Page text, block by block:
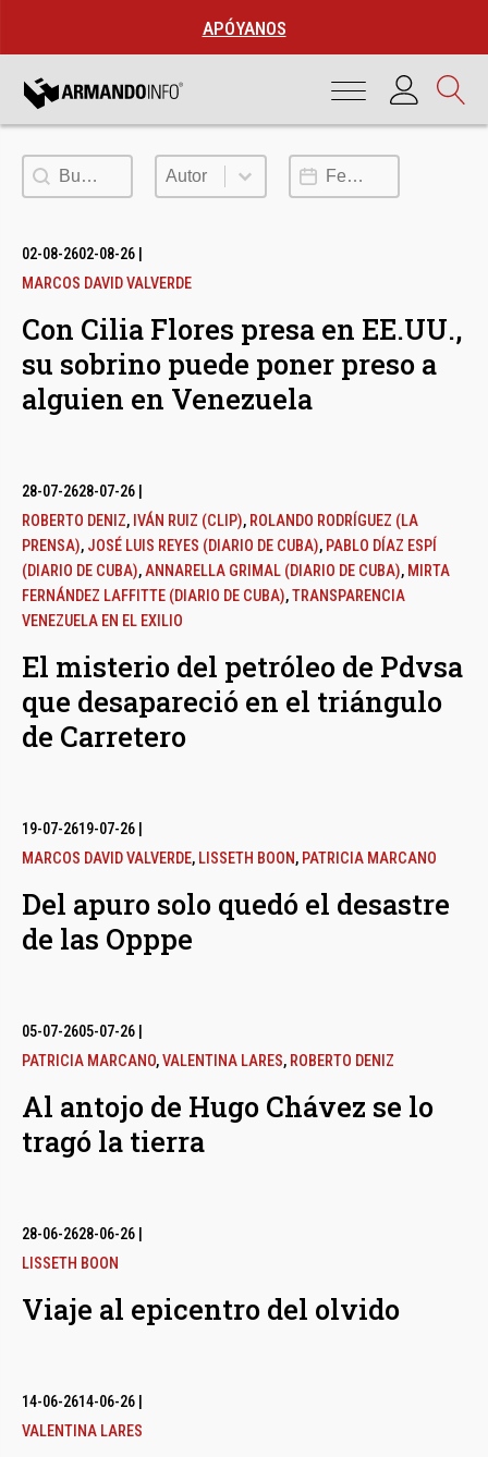
APÓYANOS
Buscar Autor
Autor Fecha de publicación
02-08-2602-08-26
MARCOS DAVID VALVERDE
Con Cilia Flores presa en EE.UU.,
su sobrino puede poner preso a
alguien en Venezuela
28-07-2628-07-26
ROBERTO DENIZ, IVÁN RUIZ (CLIP), ROLANDO RODRÍGUEZ (LA
PRENSA), JOSÉ LUIS REYES (DIARIO DE CUBA), PABLO DÍAZ ESPÍ
(DIARIO DE CUBA),ANNARELLA GRIMAL (DIARIO DE CUBA), MIRTA
FERNÁNDEZ LAFFITTE (DIARIO DE CUBA),TRANSPARENCIA
VENEZUELA EN EL EXILIO
El misterio del petróleo de Pdvsa
que desapareció en el triángulo
de Carretero
19-07-2619-07-26
MARCOS DAVID VALVERDE, LISSETH BOON, PATRICIA MARCANO
Del apuro solo quedó el desastre
de las Opppe
05-07-2605-07-26
PATRICIA MARCANO,VALENTINA LARES, ROBERTO DENIZ
Al antojo de Hugo Chávez se lo
tragó la tierra
28-06-2628-06-26
LISSETH BOON
Viaje al epicentro del olvido
14-06-2614-06-26
VALENTINA LARES